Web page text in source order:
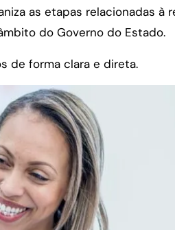
as etapas relacionadas à
do Governo do Estado.
de forma clara e direta.